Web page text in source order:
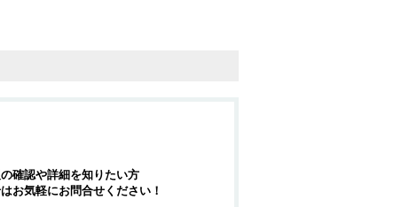
確認や詳細を知りたい方
お気軽にお問合せください！